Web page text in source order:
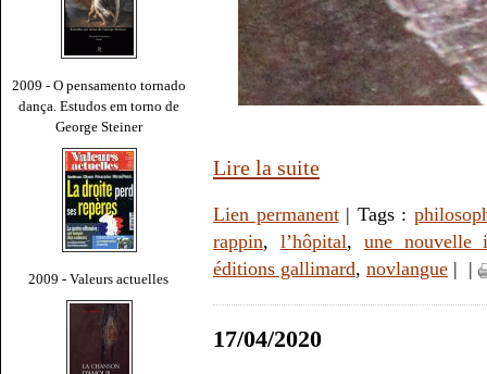
2009 - O pensamento tornado
dança. Estudos em torno de
George Steiner
2009 - Valeurs actuelles
Lire la suite
Lien permanent| Tags :
rappin, l’hôpital, une nouvelle
éditions gallimard, novlangue | |
17/04/2020